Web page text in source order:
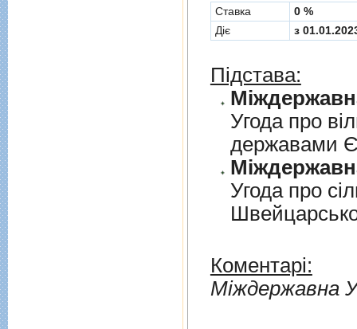
Cтавка
0 %
Діє
з
Підстава:
Угода про
державами
Угода про
Коментарі:
Мiждержавна